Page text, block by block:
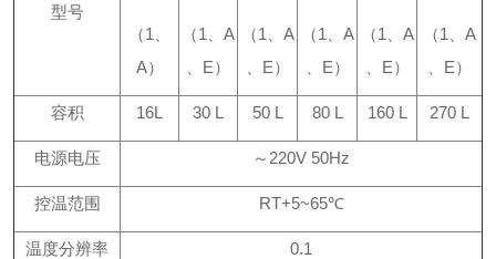
型号
（1
A）
（1
A
E）
（1
A
E）
（1
A
E）
（1
A
E）
（1
A
E）
容积 16L 30 L 50 L 80 L 160 L 270 L
电源电压 ～220V 50Hz
控温范围 RT+5~65℃
温度分辨率 0.1